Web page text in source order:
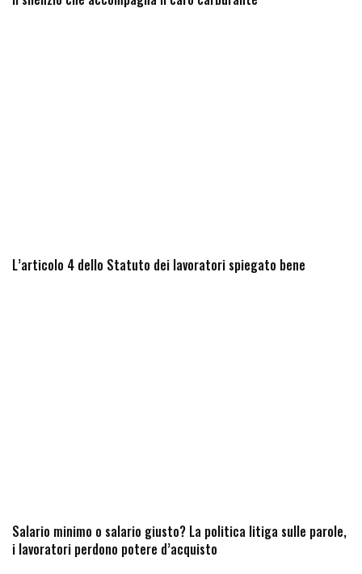
L’articolo 4 dello Statuto dei lavoratori spiegato bene
Salario minimo o salario giusto? La politica litiga sulle parole,
i lavoratori perdono potere d’acquisto